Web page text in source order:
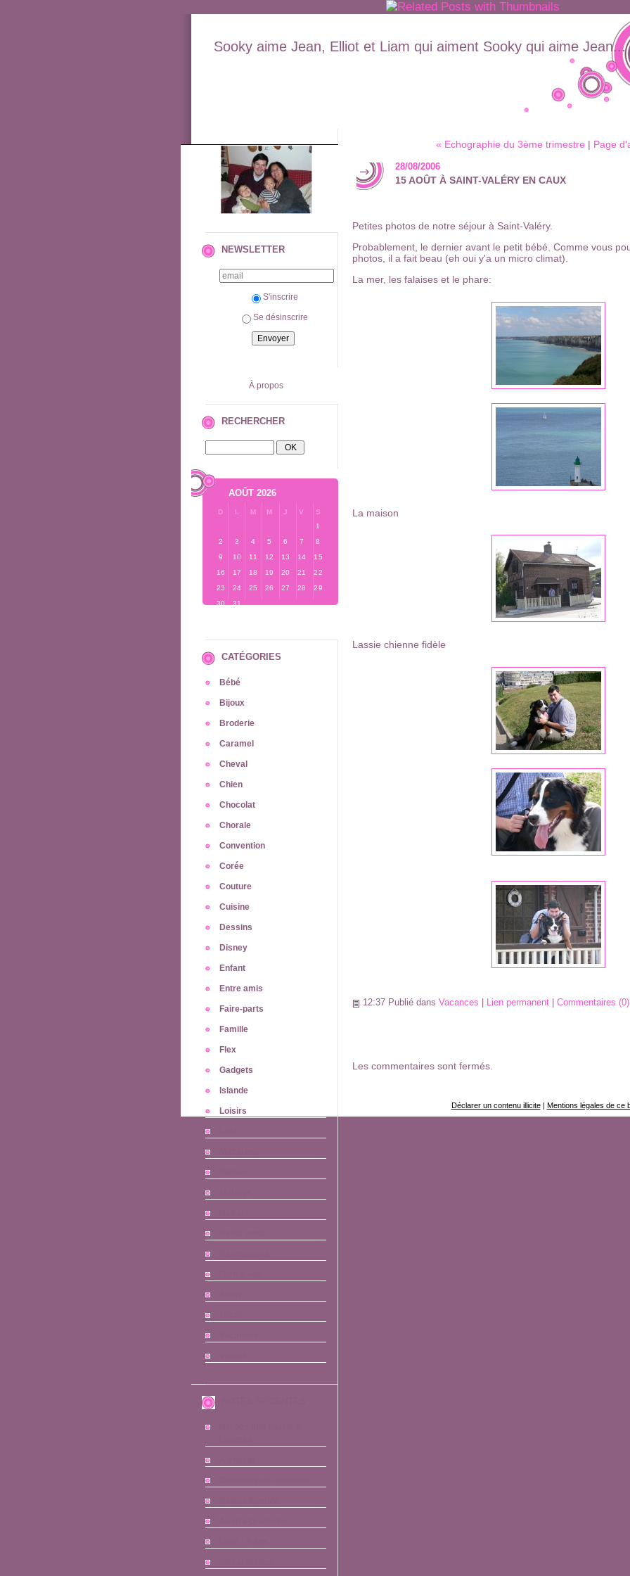
Sooky aime Jean, Elliot et Liam qui aiment Sooky qui aime Jean...
NEWSLETTER
S'inscrire
Se désinscrire
À propos
RECHERCHER
AOÛT 2026
D L M M J V
S
1
2
3 4 5 6 7
8
9
10 11 12 13 14
15
16
17 18 19 20 21
22
23
24 25 26 27 28
29
30
31
CATÉGORIES
Bébé
Bijoux
Broderie
Caramel
Cheval
Chien
Chocolat
Chorale
Convention
Corée
Couture
Cuisine
Dessins
Disney
Enfant
Entre amis
Faire-parts
Famille
Flex
Gadgets
Islande
Loisirs
« Echographie du 3ème trimestre | Page
28/08/2006
15 AOÛT À SAINT-VALÉRY EN CAUX
Petites photos de notre séjour à Saint-Valéry.
Probablement, le dernier avant le petit bébé. Comme vous
photos, il a fait beau (eh oui y'a un micro climat).
La mer, les falaises et le phare:
La maison
Lassie chienne fidèle
12:37 Publié dans Vacances Lien permanent Commentaires (0)
Les commentaires sont fermés.
Déclarer un contenu illicite| Mentions légales de ce